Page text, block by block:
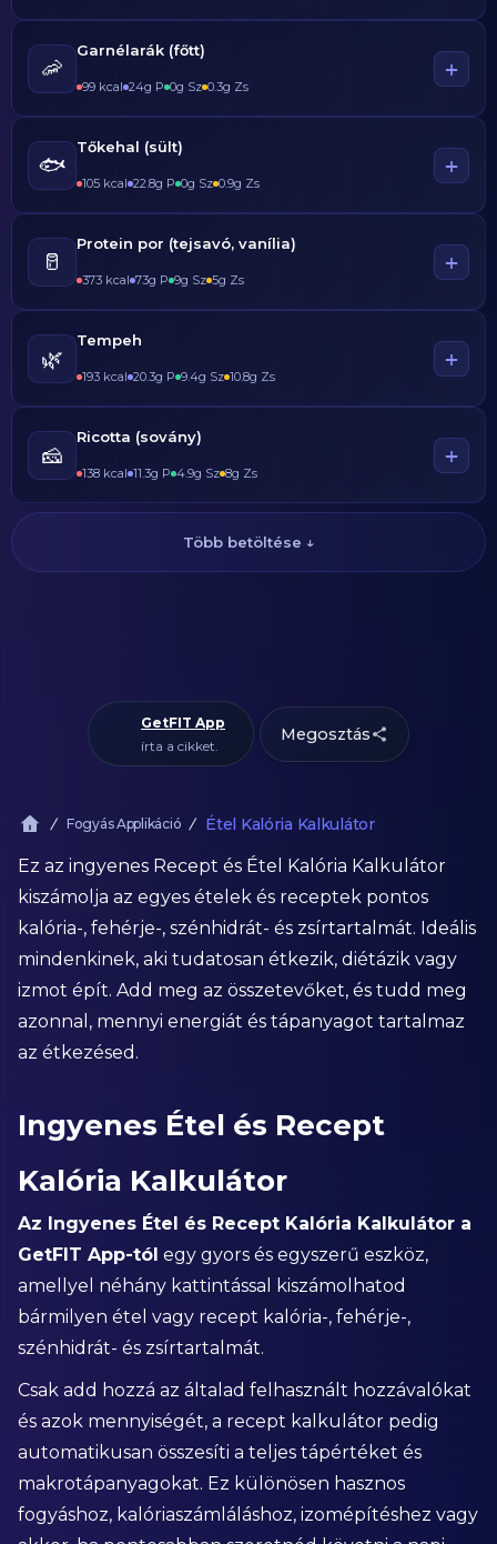
🦐
Garnélarák (főtt)
99 kcal 24g P 0g Sz 0.3g Zs
+
🐟
Tőkehal (sült)
105 kcal 22.8g P 0g Sz 0.9g Zs
+
🥛
Protein por (tejsavó, vanília)
373 kcal 73g P 9g Sz 5g Zs
+
🌿
Tempeh
193 kcal 20.3g P 9.4g Sz 10.8g Zs
+
🧀
Ricotta (sovány)
138 kcal 11.3g P 4.9g Sz 8g Zs
+
Több betöltése ↓
GetFIT App
írta a cikket.
Megosztás
Fogyás Applikáció Étel Kalória Kalkulátor
Ez az ingyenes Recept és Étel Kalória Kalkulátor
kiszámolja az egyes ételek és receptek pontos
kalória-, fehérje-, szénhidrát- és zsírtartalmát. Ideális
mindenkinek, aki tudatosan étkezik, diétázik vagy
izmot épít. Add meg az összetevőket, és tudd meg
azonnal, mennyi energiát és tápanyagot tartalmaz
az étkezésed.
Ingyenes Étel és Recept
Kalória Kalkulátor
Az Ingyenes Étel és Recept Kalória Kalkulátor a
GetFIT App-tól egy gyors és egyszerű eszköz,
amellyel néhány kattintással kiszámolhatod
bármilyen étel vagy recept kalória-, fehérje-,
szénhidrát- és zsírtartalmát.
Csak add hozzá az általad felhasznált hozzávalókat
és azok mennyiségét, a recept kalkulátor pedig
automatikusan összesíti a teljes tápértéket és
makrotápanyagokat. Ez különösen hasznos
fogyáshoz, kalóriaszámláláshoz, izomépítéshez vagy